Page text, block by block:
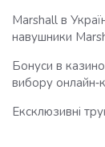
Marshall в
навушники
Бонуси в
вибору
Ексклюзивні